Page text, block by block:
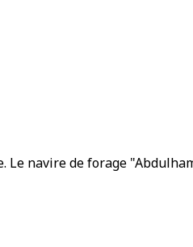
navire de forage